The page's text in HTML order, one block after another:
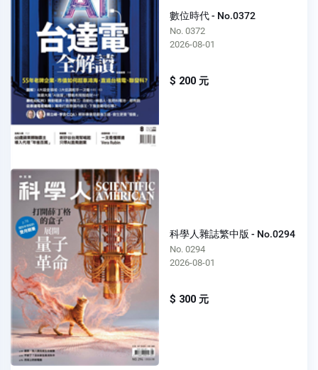
數位時代 - No.0372
No. 0372
2026-08-01
$ 200 元
科學人雜誌繁中版 - No.0294
No. 0294
2026-08-01
$ 300 元